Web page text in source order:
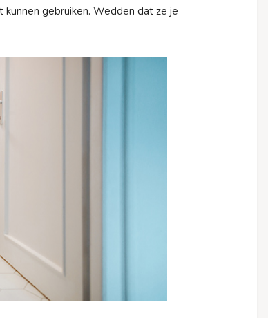
gebruiken. Wedden dat ze je